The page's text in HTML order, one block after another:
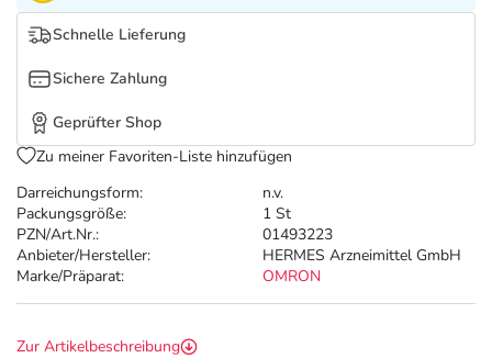
Tierapotheke
Vitamine & Mineralstoffe
Marken
Salus Deals
Darreichungsform:
n.v.
Packungsgröße:
1 St
PZN/Art.Nr.:
01493223
Anbieter/Hersteller:
HERMES Arzneimittel GmbH
Marke/Präparat:
OMRON
Schnelle Lieferung
Sichere Zahlung
Geprüfter Shop
Zu meiner Favoriten-Liste hinzufügen
Zur Artikelbeschreibung